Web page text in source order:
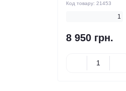
Код товару: 21453
1
8 950 грн.